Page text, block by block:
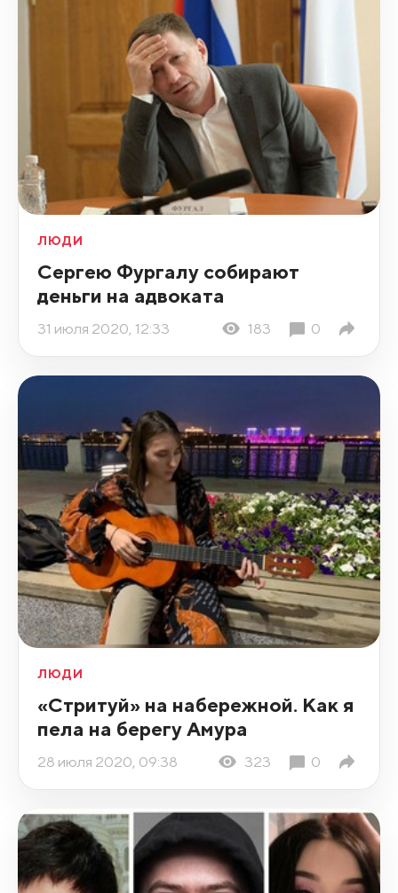
ЛЮДИ
Сергею Фургалу собирают
деньги на адвоката
31 июля 2020, 12:33 183 0
ЛЮДИ
«Стритуй» на набережной. Как я
пела на берегу Амура
28 июля 2020, 09:38 323 0